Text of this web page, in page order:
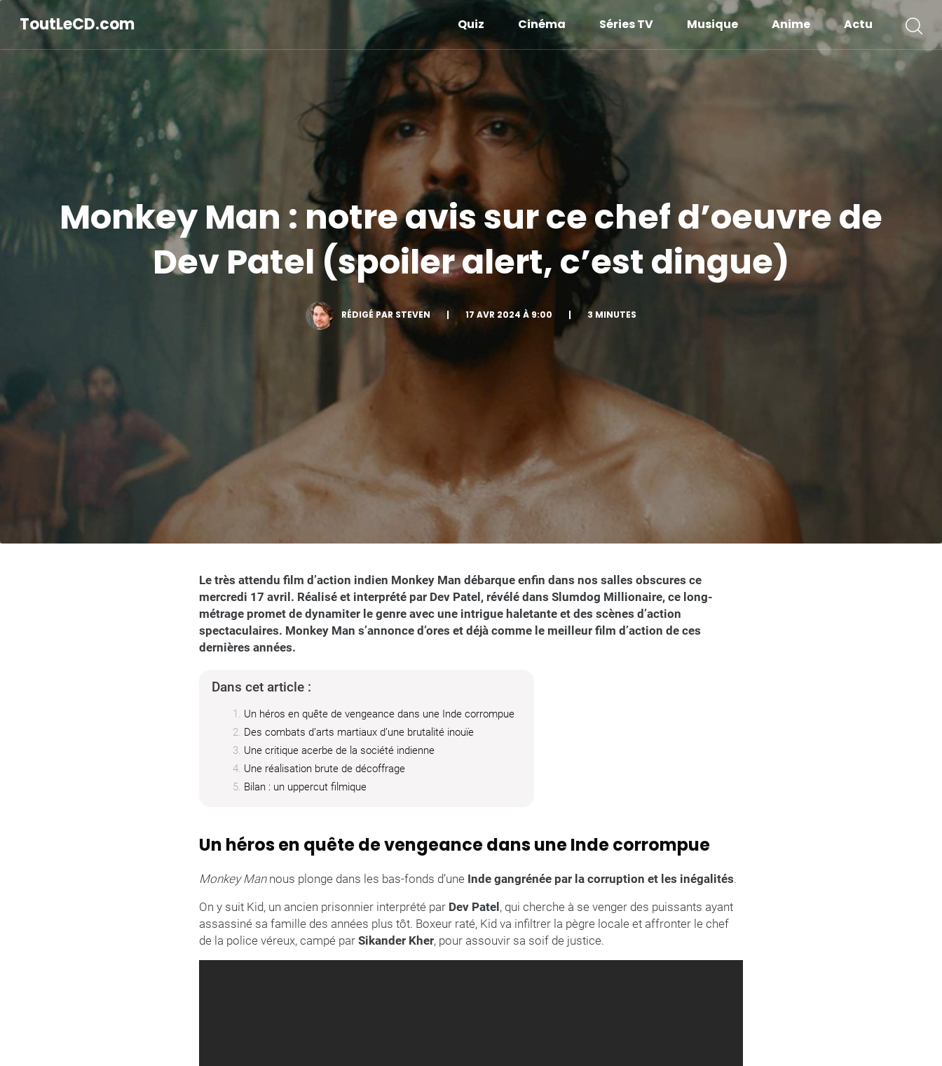
ToutLeCD.com Quiz Cinéma Séries TV Musique Anime Actu
Monkey Man : notre avis sur ce chef d’oeuvre de
Dev Patel (spoiler alert, c’est dingue)
RÉDIGÉ PAR STEVEN | 17 AVR 2024 À 9:00 | 3 MINUTES
Le très attendu film d’action indien Monkey Man débarque enfin dans nos salles obscures ce
mercredi 17 avril. Réalisé et interprété par Dev Patel, révélé dans Slumdog Millionaire, ce long-
métrage promet de dynamiter le genre avec une intrigue haletante et des scènes d’action
spectaculaires. Monkey Man s’annonce d’ores et déjà comme le meilleur film d’action de ces
dernières années.
Dans cet article :
Un héros en quête de vengeance dans une Inde corrompue
Des combats d’arts martiaux d’une brutalité inouïe
Une critique acerbe de la société indienne
Une réalisation brute de décoffrage
Bilan : un uppercut filmique
Un héros en quête de vengeance dans une Inde corrompue
Monkey Mannous plonge dans les bas-fonds d’une Inde gangrénée par la corruption et les inégalités.
On y suit Kid, un ancien prisonnier interprété par Dev Patel , qui cherche à se venger des puissants ayant
assassiné sa famille des années plus tôt. Boxeur raté, Kid va infiltrer la pègre locale et affronter le chef
de la police véreux, campé par Sikander Kher, pour assouvir sa soif de justice.